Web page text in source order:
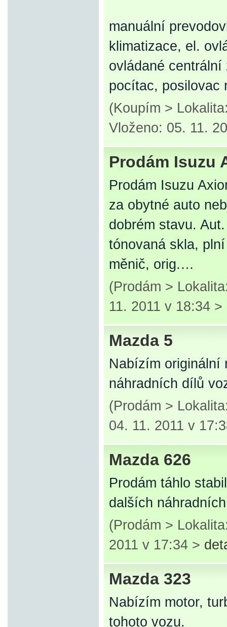
manuální
klimatizace, el.
ovládané
pocítac,
(Koupím >
Vloženo: 05. 11.
Prodám Isuzu
Prodám Isuzu
za obytné auto
dobrém stavu.
tónovaná skla,
měnič, orig.…
(Prodám >
11. 2011 v 18:34 >
Mazda 5
Nabízím originální
náhradních dílů
(Prodám >
04. 11. 2011 v
Mazda 626
Prodám táhlo
dalších
(Prodám >
2011 v 17:34 >
Mazda 323
Nabízím motor,
tohoto vozu.